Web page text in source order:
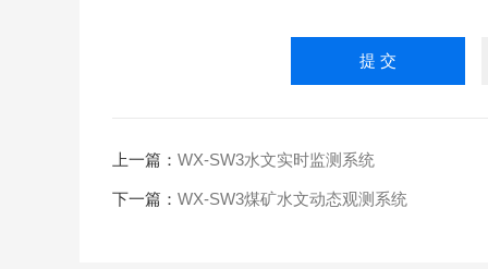
上一篇： WX-SW3水文实时监测系统
下一篇： WX-SW3煤矿水文动态观测系统